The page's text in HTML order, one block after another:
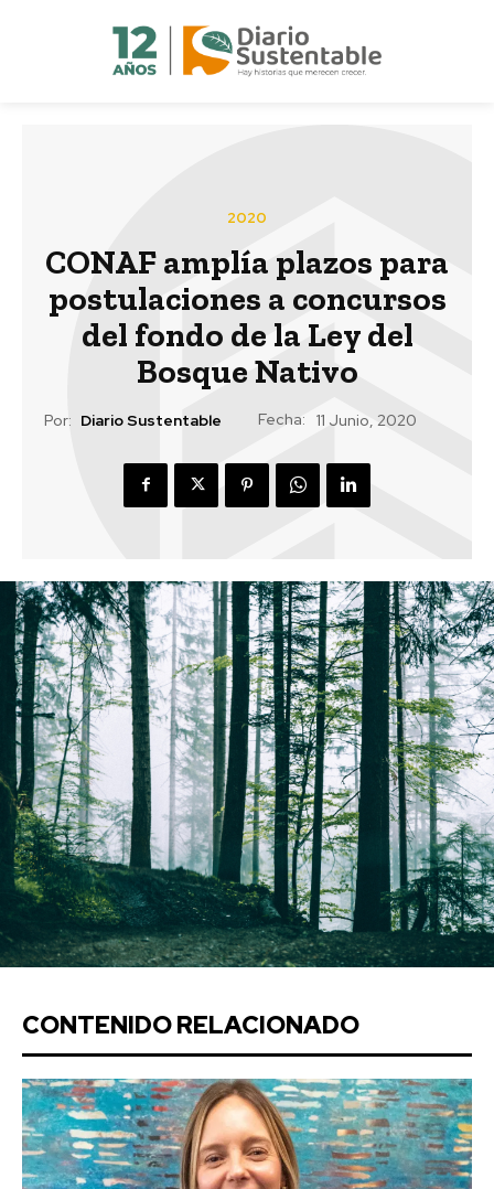
2020
CONAF amplía plazos para
postulaciones a concursos
del fondo de la Ley del
Bosque Nativo
Por: Diario Sustentable Fecha: 11 Junio, 2020
CONTENIDO RELACIONADO